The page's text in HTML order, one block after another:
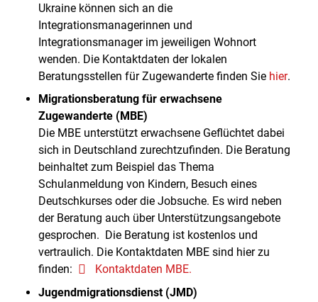
Ukraine können sich an die
Integrationsmanagerinnen und
Integrationsmanager im jeweiligen Wohnort
wenden. Die Kontaktdaten der lokalen
Beratungsstellen für Zugewanderte finden Sie hier.
Migrationsberatung für erwachsene
Zugewanderte (MBE)
Die MBE unterstützt erwachsene Geflüchtet dabei
sich in Deutschland zurechtzufinden. Die Beratung
beinhaltet zum Beispiel das Thema
Schulanmeldung von Kindern, Besuch eines
Deutschkurses oder die Jobsuche. Es wird neben
der Beratung auch über Unterstützungsangebote
gesprochen. Die Beratung ist kostenlos und
vertraulich. Die Kontaktdaten MBE sind hier zu
finden:
Kontaktdaten MBE.
Jugendmigrationsdienst (JMD)